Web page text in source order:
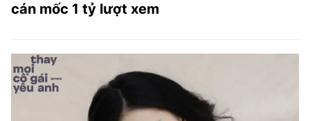
cán mốc 1 tỷ lượt xem